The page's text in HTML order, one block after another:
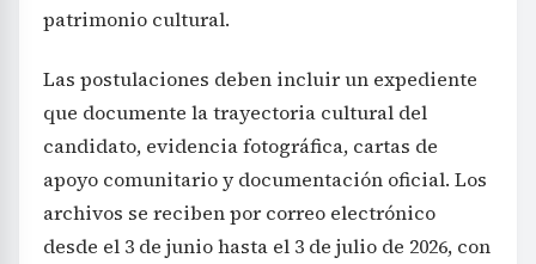
patrimonio cultural.
Las postulaciones deben incluir un expediente
que documente la trayectoria cultural del
candidato, evidencia fotográfica, cartas de
apoyo comunitario y documentación oficial. Los
archivos se reciben por correo electrónico
desde el 3 de junio hasta el 3 de julio de 2026, con